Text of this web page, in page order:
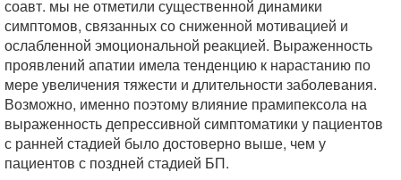
соавт. мы не отметили существенной динамики
симптомов, связанных со сниженной мотивацией и
ослабленной эмоциональной реакцией. Выраженность
проявлений апатии имела тенденцию к нарастанию по
мере увеличения тяжести и длительности заболевания.
Возможно, именно поэтому влияние прамипексола на
выраженность депрессивной симптоматики у пациентов
с ранней стадией было достоверно выше, чем у
пациентов с поздней стадией БП.